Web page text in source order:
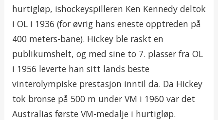
hurtigløp, ishockeyspilleren Ken Kennedy deltok
i OL i 1936 (for øvrig hans eneste opptreden på
400 meters-bane). Hickey ble raskt en
publikumshelt, og med sine to 7. plasser fra OL
i 1956 leverte han sitt lands beste
vinterolympiske prestasjon inntil da. Da Hickey
tok bronse på 500 m under VM i 1960 var det
Australias første VM-medalje i hurtigløp.